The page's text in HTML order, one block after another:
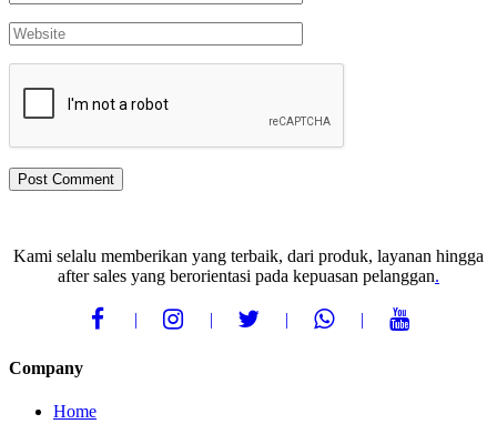
Kami selalu memberikan yang terbaik, dari produk, layanan hingga
after sales yang berorientasi pada kepuasan pelanggan.
Company
Home